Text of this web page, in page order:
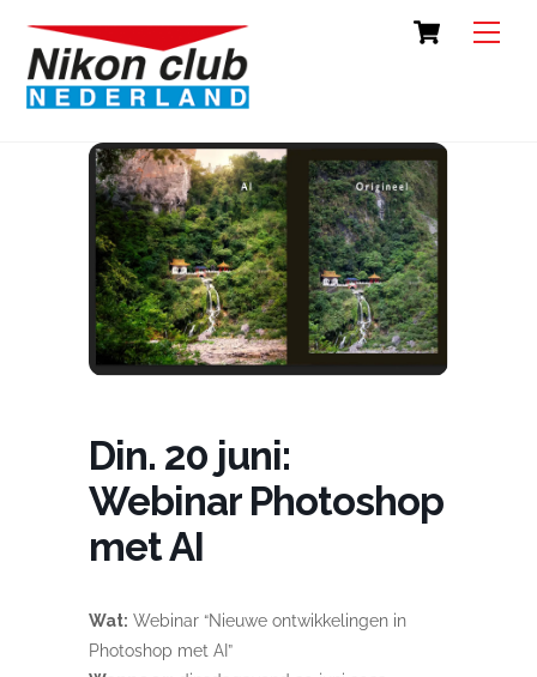
content
Cart
Din. 20 juni:
Webinar Photoshop
met AI
Wat: Webinar “Nieuwe ontwikkelingen in
Photoshop met AI”